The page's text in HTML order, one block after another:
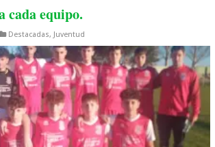
cada equipo.
Destacadas, Juventud